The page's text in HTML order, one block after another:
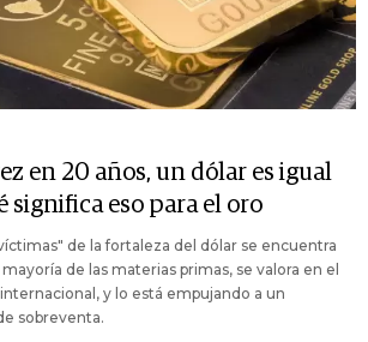
en 20 años, un dólar es igual
significa eso para el oro
de la fortaleza del dólar se encuentra
de las materias primas, se valora en el
y lo está empujando a un
sobreventa.